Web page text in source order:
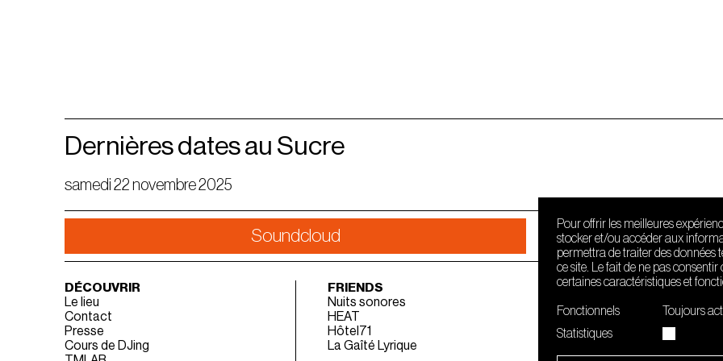
Dernières dates au Sucre
samedi 22 novembre 2025
Soundcloud
DÉCOUVRIR
Le lieu
Contact
Presse
Cours de DJing
FRIENDS
Nuits sonores
HEAT
Hôtel71
La Gaîté Lyrique
Pour offrir les meilleures
stocker et/ou accéder aux
permettra de traiter des données
ce site. Le fait de ne pas
certaines caractéristiques et
Fonctionnels
Toujours
Statistiques